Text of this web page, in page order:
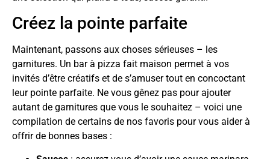
Créez la pointe parfaite
Maintenant, passons aux choses sérieuses – les
garnitures. Un bar à pizza fait maison permet à vos
invités d’être créatifs et de s’amuser tout en concoctant
leur pointe parfaite. Ne vous gênez pas pour ajouter
autant de garnitures que vous le souhaitez – voici une
compilation de certains de nos favoris pour vous aider à
offrir de bonnes bases :